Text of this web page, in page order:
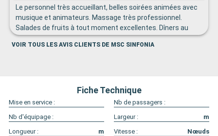
Le personnel très accueillant, belles soirées animées avec
musique et animateurs. Massage très professionnel.
Salades de fruits à tout moment excellentes. Dîners au
restaurant Covo savoureux. Une belle semaine passée sur
ce bâteau.
VOIR TOUS LES AVIS CLIENTS DE MSC SINFONIA
Fiche Technique
Mise en service :
Nb de passagers :
Nb d'équipage :
Largeur :
m
Longueur :
m Vitesse : Nœuds